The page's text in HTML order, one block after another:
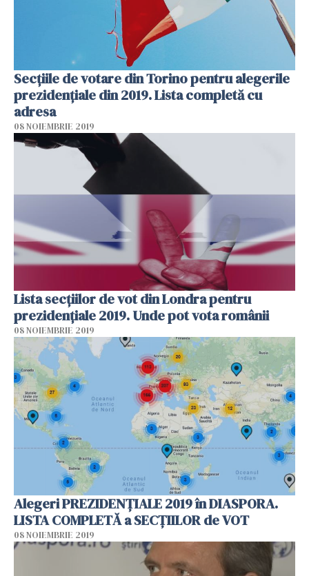
Secțiile de votare din Torino pentru alegerile
prezidențiale din 2019. Lista completă cu
adresa
08 NOIEMBRIE 2019
Lista secțiilor de vot din Londra pentru
prezidențiale 2019. Unde pot vota românii
08 NOIEMBRIE 2019
Alegeri PREZIDENȚIALE 2019 în DIASPORA.
LISTA COMPLETĂ a SECȚIILOR de VOT
08 NOIEMBRIE 2019